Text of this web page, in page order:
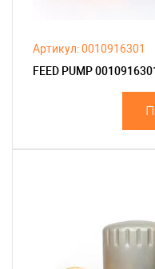
Артикул: 0010916301
FEED PUMP